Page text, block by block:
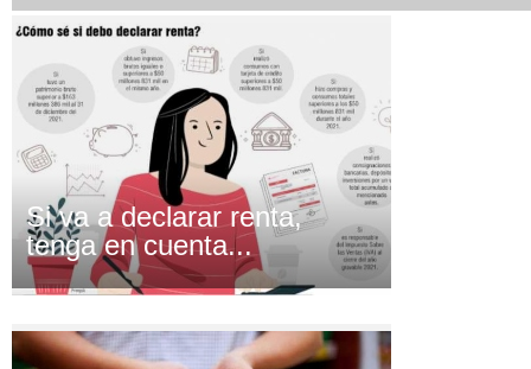
Si va a declarar renta,
tenga en cuenta...